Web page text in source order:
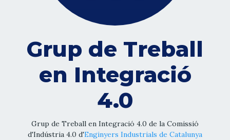
Grup de Treball
en Integració
4.0
Grup de Treball en Integració 4.0 de la Comissió
d'Indústria 4.0 d'Enginyers Industrials de Catalunya